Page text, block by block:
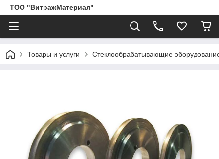
ТОО "ВитражМатериал"
Товары и услуги Стеклообрабатывающие